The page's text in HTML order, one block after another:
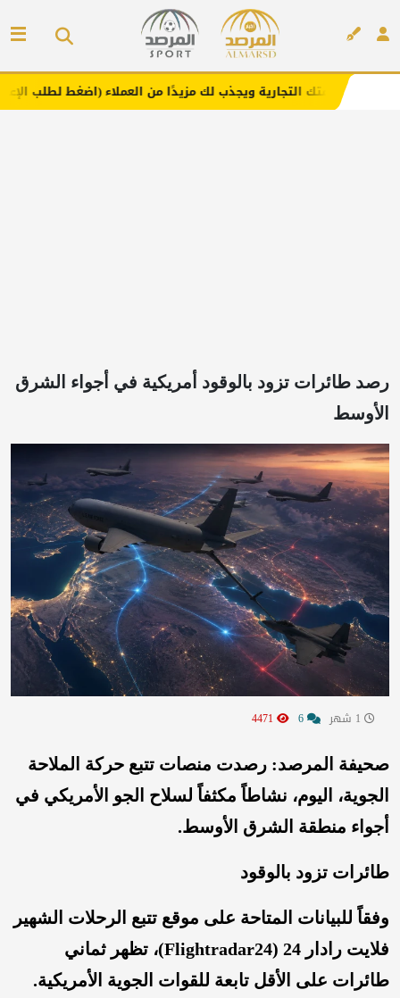
ويجذب لك مزيدًا من العملاء (اضغط لطلب الإعلان)
رصد طائرات تزود بالوقود أمريكية في أجواء الشرق
الأوسط
صحيفة المرصد: رصدت منصات تتبع حركة الملاحة
الجوية، اليوم، نشاطاً مكثفاً لسلاح الجو الأمريكي في
أجواء منطقة الشرق الأوسط.
طائرات تزود بالوقود
وفقاً للبيانات المتاحة على موقع تتبع الرحلات الشهير
فلایت رادار 24 (Flightradar24)، تظهر ثماني
طائرات على الأقل تابعة للقوات الجوية الأمريكية.